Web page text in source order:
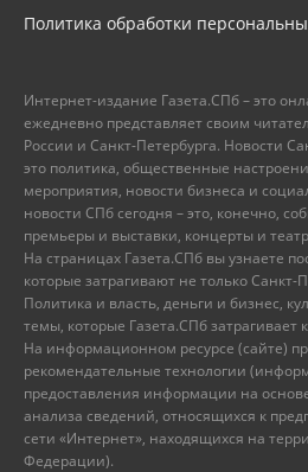
Политика обработки
Интернет-издание Газета.СПб – это
ежедневно представляет своим
России и Санкт-Петербурга. Новости
это политика, общественные
мероприятия, новости бизнеса и
новости СПб сегодня – это, конечно,
премьеры и выставки, концерты и
На страницах Газета.СПб вы узнаете
которые затрагивают не только Санкт-
Политика и власть, деньги и бизнес,
темы, которые Газета.СПб затрагивает
На информационном ресурсе (сайте)
рекомендательные технологии
предоставления информации на
анализа сведений, относящихся к
сети «Интернет», находящихся на
Федерации).